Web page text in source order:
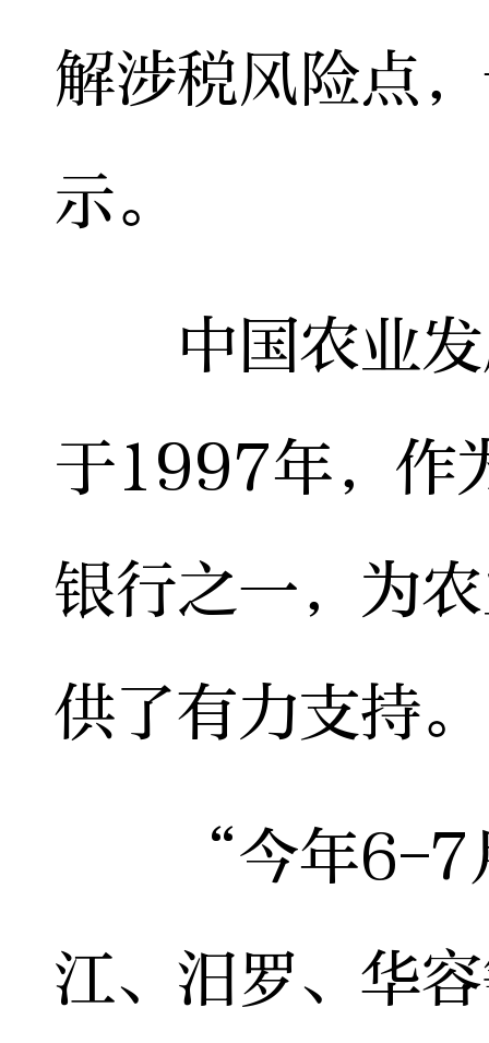
解涉税风险点
示。
中国农业发
于1997年，作
银行之一，为
供了有力支持。
“今年6-7月
江、汨罗、华